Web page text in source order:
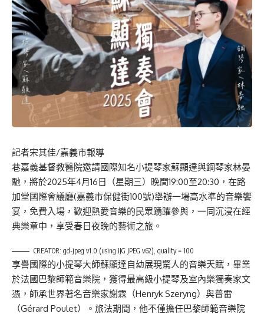
記者宋其佳/嘉義市報導
巷嘉義基督教醫院邀請國際知名小提琴家蘇顯達與鋼琴家林晏
馳，將於2025年4月16日（星期三）晚間19:00至20:30，在路
加堂國際會議廳(嘉義市保健街100號)舉辦一場高水準的音樂饗
宴，免費入場，歡迎熱愛音樂的民眾踴躍參與，一同沉浸在經
典樂章中，享受春日夜晚的藝術之旅。
CREATOR: gd-jpeg v1.0 (using IJG JPEG v62), quality = 100
享譽國際的小提琴大師蘇顯達自幼展現驚人的音樂天賦，畢業
於法國巴黎師範音樂院，獲得最高級小提琴及室內樂獨奏家文
憑，師承世界著名音樂家謝霖（Henryk Szeryng）與普雷
（Gérard Poulet）。旅法期間，他不僅擔任巴黎師範音樂院